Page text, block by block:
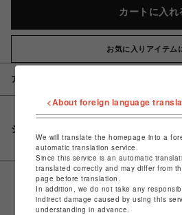
カートに入れ
お気に入りアイテム
アイテム説明 / 素材
シェアする
<About foreign language
We will translate the homepage into a
automatic translation service.
Since this service is an automatic
translated correctly and may differ from
page before translation.
In addition, we do not take any
indirect damage caused by using this
understanding in advance.